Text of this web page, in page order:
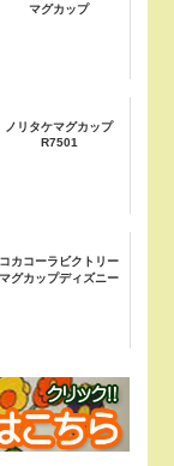
マグカップ
ノリタケマグカップ
R7501
コカコーラビクトリー
マグカップディズニー